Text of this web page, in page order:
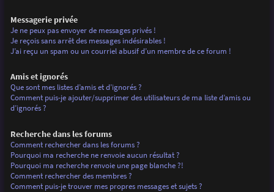
Messagerie privée
Je ne peux pas envoyer de messages privés !
Je reçois sans arrêt des messages indésirables !
J’ai reçu un spam ou un courriel abusif d’un membre de ce forum !
Amis et ignorés
Que sont mes listes d’amis et d’ignorés ?
Comment puis-je ajouter/supprimer des utilisateurs de ma liste d’amis ou
d’ignorés ?
Recherche dans les forums
Comment rechercher dans les forums ?
Pourquoi ma recherche ne renvoie aucun résultat ?
Pourquoi ma recherche renvoie une page blanche ?!
Comment rechercher des membres ?
Comment puis-je trouver mes propres messages et sujets ?